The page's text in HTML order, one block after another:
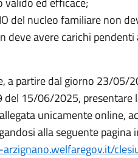
del nucleo familiare non
deve avere carichi pendenti
a partire dal giorno 23/05/
del 15/06/2025, presentare
unicamente online,
alla seguente pagina